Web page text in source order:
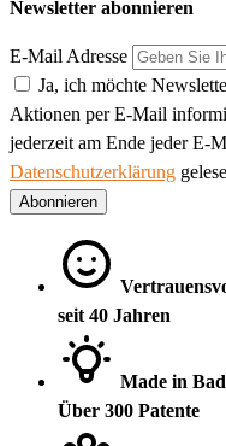
Newsletter abonnieren
E-Mail Adresse
Ja, ich möchte
Aktionen per E-Mail
jederzeit am Ende jeder E-
Datenschutzerklärung
Abonnieren
seit 40 Jahren
Made in
Über 300 Patente